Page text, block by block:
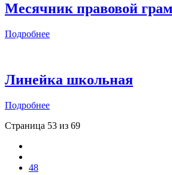
Месячник правовой
Подробнее
Линейка школьная
Подробнее
Страница 53 из 69
48